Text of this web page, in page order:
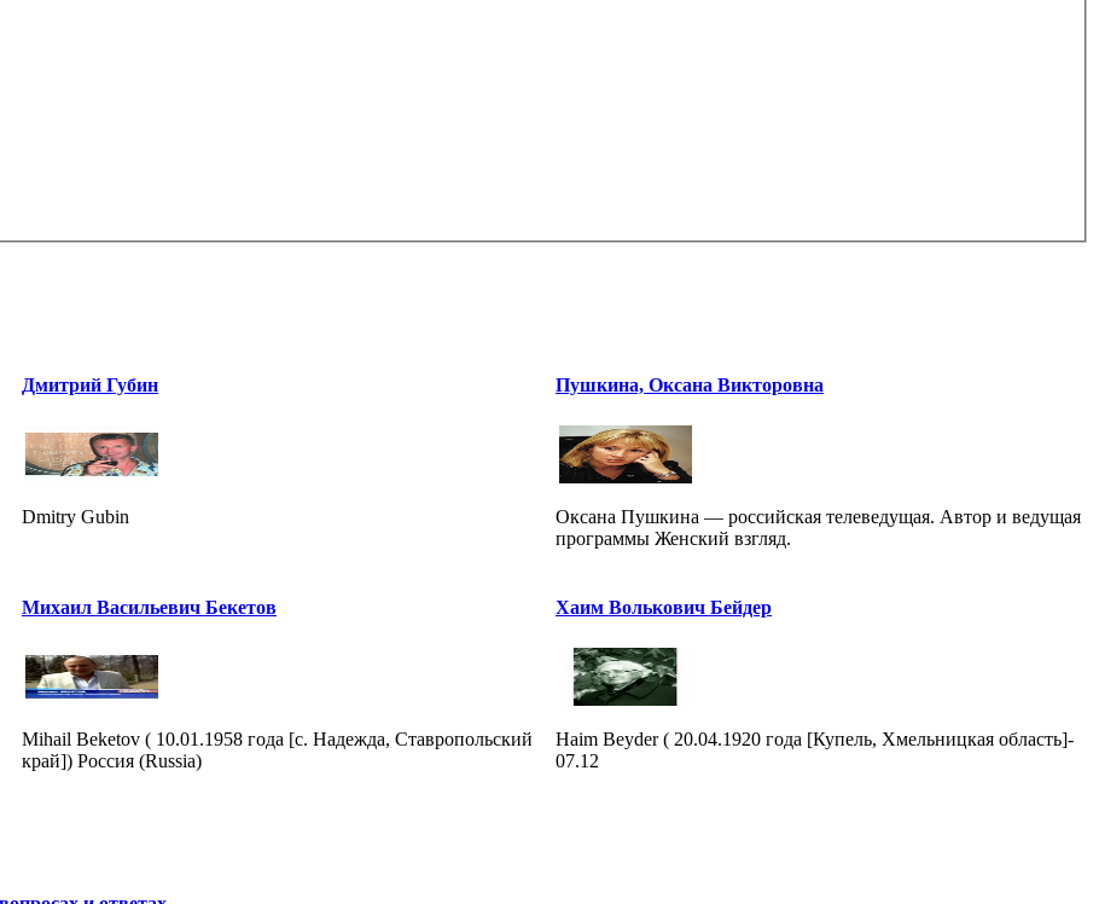
Дмитрий Губин
Dmitry Gubin
Пушкина, Оксана Викторовна
Оксана Пушкина — российская телеведущая. Автор и ведущая
программы Женский взгляд.
Михаил Васильевич Бекетов
Mihail Beketov ( 10.01.1958 года [с. Надежда, Ставропольский
край]) Россия (Russia)
Хаим Волькович Бейдер
Haim Beyder ( 20.04.1920 года [Купель, Хмельницкая область]-
07.12